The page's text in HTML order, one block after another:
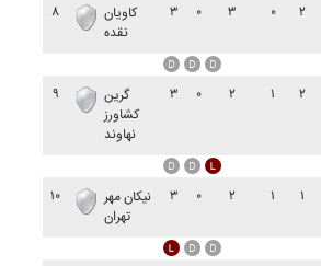
۸
کاويان
نقده
۳ ۰ ۳ ۰ ۲
۹
گرين
کشاورز
نهاوند
۳ ۰ ۲ ۱ ۲
۱۰
نيکان مهر
تهران
۳ ۰ ۲ ۱ ۱